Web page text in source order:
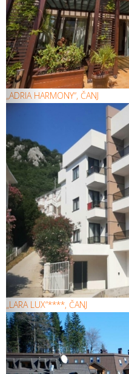
„ADRIA HARMONY“, ČANJ
„LARA LUX“****, ČANJ